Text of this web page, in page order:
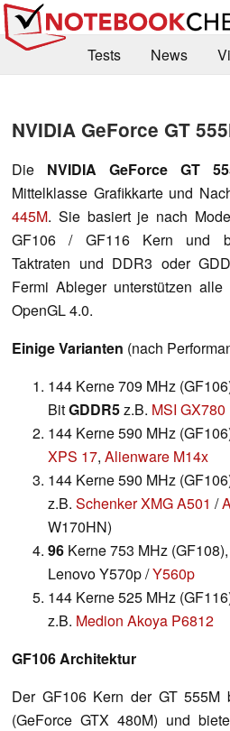
Tests News
Kaufberatung
Deals
Forum
NVIDIA GeForce GT
Die NVIDIA GeForce GT
Mittelklasse Grafikkarte und
445M. Sie basiert je nach
GF106 / GF116 Kern und
Taktraten und DDR3 oder
Fermi Ableger unterstützen
OpenGL 4.0.
Einige Varianten (nach
144 Kerne 709 MHz
BitGDDR5z.B. MSI GX780
144 Kerne 590 MHz
XPS 17, Alienware M14x
144 Kerne 590 MHz
z.B. Schenker XMG A501 /
W170HN)
96 Kerne 753 MHz
Lenovo Y570p /Y560p
144 Kerne 525 MHz
z.B. Medion Akoya P6812
GF106 Architektur
Der GF106 Kern der GT 555M
(GeForce GTX 480M) und